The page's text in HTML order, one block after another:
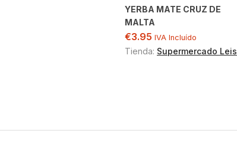
YERBA MATE CRUZ DE
MALTA
€3.95 IVA Incluído
Tienda: Supermercado Leis